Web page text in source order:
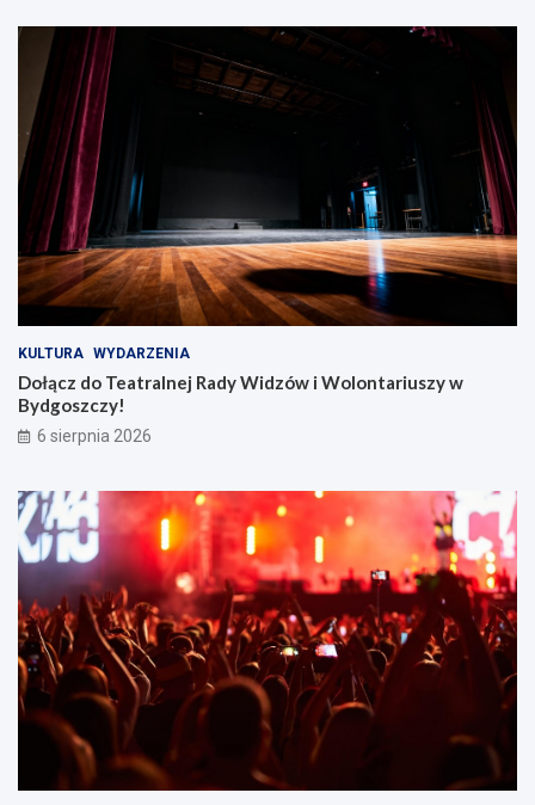
KULTURA WYDARZENIA
Dołącz do Teatralnej Rady Widzów i Wolontariuszy w
Bydgoszczy!
6 sierpnia 2026